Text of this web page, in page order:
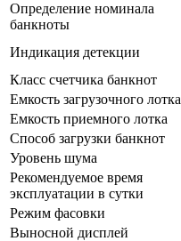
Определение номинала
банкноты
Индикация детекции
Класс счетчика банкнот
Емкость загрузочного лотка
Емкость приемного лотка
Способ загрузки банкнот
Уровень шума
Рекомендуемое время
эксплуатации в сутки
Режим фасовки
Выносной дисплей